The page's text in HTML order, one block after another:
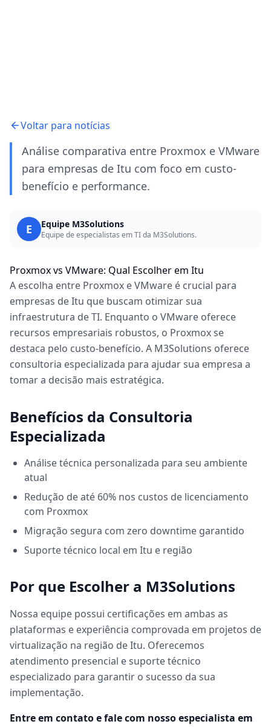
Voltar para notícias
Análise comparativa entre Proxmox e VMware
para empresas de Itu com foco em custo-
benefício e performance.
E Equipe M3Solutions
Equipe de especialistas em TI da M3Solutions.
Proxmox vs VMware: Qual Escolher em Itu
A escolha entre Proxmox e VMware é crucial para
empresas de Itu que buscam otimizar sua
infraestrutura de TI. Enquanto o VMware oferece
recursos empresariais robustos, o Proxmox se
destaca pelo custo-benefício. A M3Solutions oferece
consultoria especializada para ajudar sua empresa a
tomar a decisão mais estratégica.
Benefícios da Consultoria
Especializada
Análise técnica personalizada para seu ambiente
atual
Redução de até 60% nos custos de licenciamento
com Proxmox
Migração segura com zero downtime garantido
Suporte técnico local em Itu e região
Por que Escolher a M3Solutions
Nossa equipe possui certificações em ambas as
plataformas e experiência comprovada em projetos de
virtualização na região de Itu. Oferecemos
atendimento presencial e suporte técnico
especializado para garantir o sucesso da sua
implementação.
Entre em contato e fale com nosso especialista em